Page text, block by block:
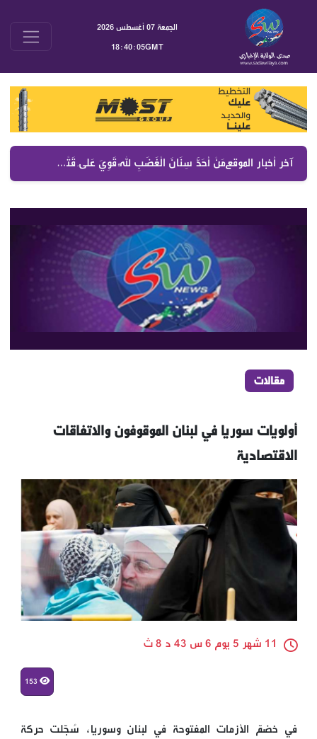
الجمعة 07 أغسطس 2026
18:40:05GMT
آخر أخبار الموقع : مَنْ أَحَدَّ سِنَانَ الْغَضَبِ لِلَّهِ قَوِيَ عَلَى قَتْلِ أَشِدَّاءِ الْبَاطِلِ
مقالات
أولويات سوريا في لبنان الموقوفون والاتفاقات
الاقتصادية
11 شهر 5 يوم 6 س 43 د 8 ث
153
في خضمّ الأزمات المفتوحة في لبنان وسوريا، سُجّلت حركة